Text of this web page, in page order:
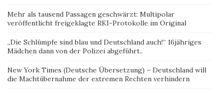
Mehr als tausend Passagen geschwärzt: Multipolar
veröffentlicht freigeklagte RKI-Protokolle im Original
„Die Schlümpfe sind blau und Deutschland auch!“ 16jähriges
Mädchen dann von der Polizei abgeführt..
New York Times (Deutsche Übersetzung) – Deutschland will
die Machtübernahme der extremen Rechten verhindern